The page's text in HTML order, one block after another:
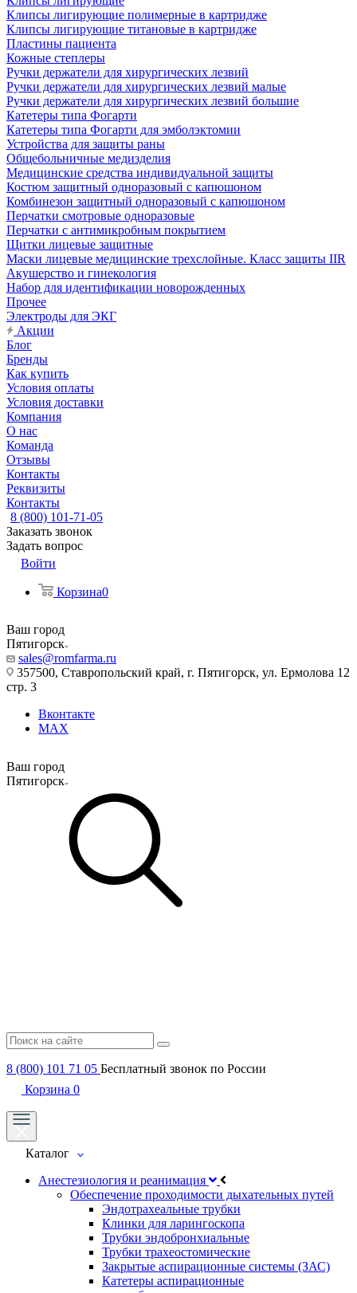
Клипсы лигирующие полимерные в картридже
Клипсы лигирующие титановые в картридже
Пластины пациента
Кожные степлеры
Ручки держатели для хирургических лезвий
Ручки держатели для хирургических лезвий малые
Ручки держатели для хирургических лезвий большие
Катетеры типа Фогарти
Катетеры типа Фогарти для эмболэктомии
Устройства для защиты раны
Общебольничные медизделия
Медицинские средства индивидуальной защиты
Костюм защитный одноразовый с капюшоном
Комбинезон защитный одноразовый с капюшоном
Перчатки смотровые одноразовые
Перчатки с антимикробным покрытием
Щитки лицевые защитные
Маски лицевые медицинские трехслойные. Класс защиты IIR
Акушерство и гинекология
Набор для идентификации новорожденных
Прочее
Электроды для ЭКГ
Акции
Блог
Бренды
Как купить
Условия оплаты
Условия доставки
Компания
О нас
Команда
Отзывы
Контакты
Реквизиты
Контакты
8 (800) 101-71-05
Заказать звонок
Задать вопрос
Войти
Корзина0
Ваш город
Пятигорск
sales@romfarma.ru
357500, Ставропольский край, г. Пятигорск, ул. Ермолова 12
стр. 3
Вконтакте
MAX
Ваш город
Пятигорск
8 (800) 101 71 05 Бесплатный звонок по России
Корзина 0
Каталог
Анестезиология и реанимация
Обеспечение проходимости дыхательных путей
Эндотрахеальные трубки
Клинки для ларингоскопа
Трубки эндобронхиальные
Трубки трахеостомические
Закрытые аспирационные системы (ЗАС)
Катетеры аспирационные